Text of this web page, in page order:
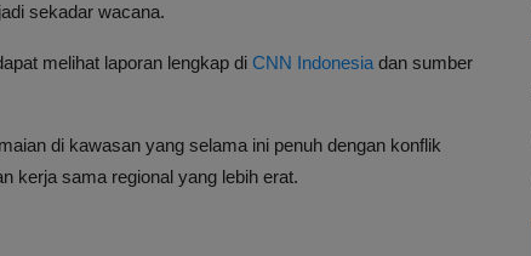
sekadar wacana.
melihat laporan lengkap di CNN Indonesiadan sumber
di kawasan yang selama ini penuh dengan konflik
kerja sama regional yang lebih erat.